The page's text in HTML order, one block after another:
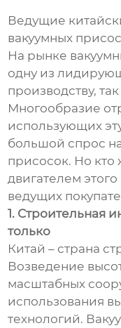
Ведущие
вакуумных
На рынке
одну из
производству,
Многообразие
использующих
большой спрос
присосок. Но кто
двигателем
ведущих
1. Строительная
только
Китай – страна
Возведение
масштабных
использования
технологий.